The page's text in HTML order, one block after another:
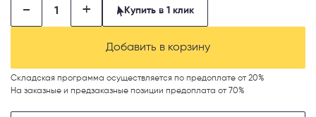
- + Купить в 1 клик
Добавить в корзину
Складская программа осуществляется по предоплате от 20%
На заказные и предзаказные позиции предоплата от 70%
Телефон